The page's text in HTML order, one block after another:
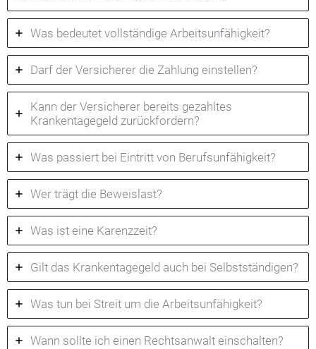
Was bedeutet vollständige Arbeitsunfähigkeit?
Darf der Versicherer die Zahlung einstellen?
Kann der Versicherer bereits gezahltes
Krankentagegeld zurückfordern?
Was passiert bei Eintritt von Berufsunfähigkeit?
Wer trägt die Beweislast?
Was ist eine Karenzzeit?
Gilt das Krankentagegeld auch bei Selbstständigen?
Was tun bei Streit um die Arbeitsunfähigkeit?
Wann sollte ich einen Rechtsanwalt einschalten?